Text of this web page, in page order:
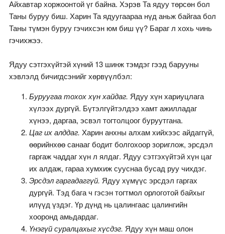
Айхавтар хоржоонтой үг байна. Хэрэв Та ядуу төрсөн бол
Таны буруу биш. Харин Та ядуугаараа нүд аньж байгаа бол
Таны түмэн буруу гэчихсэн юм биш үү? Бараг л хохь чинь
гэчихжээ.
Ядуу сэтгэхүйтэй хүний 13 шинж тэмдэг гээд барууны
хэвлэлд бичигдсэнийг хөрвүүлбэл:
Буруугаа тохох хүн хайдаг. Ядуу хүн хариуцлага
хүлээх дургүй. Бүтэлгүйтэлдээ хамт ажилладаг
хүнээ, даргаа, эсвэл тогтолцоог буруутгана.
Цаг их алддаг. Харин анхны алхам хийхээс айдаггүй,
өөрийнхөө санааг бодит болгохоор зориглож, эрсдэл
гаргаж чаддаг хүн л ялдаг. Ядуу сэтгэхүйтэй хүн цаг
их алдаж, гараа хумхиж сууснаа бусад руу чихдэг.
Эрсдэл гаргадаггүй. Ядуу хүмүүс эрсдэл гаргах
дургүй. Тэд бага ч гэсэн тогтмол орлоготой байхыг
илүүд үздэг. Үр дүнд нь цалингаас цалингийн
хооронд амьдардаг.
Үнэгүй суралцахыг хүсдэг. Ядуу хүн маш олон